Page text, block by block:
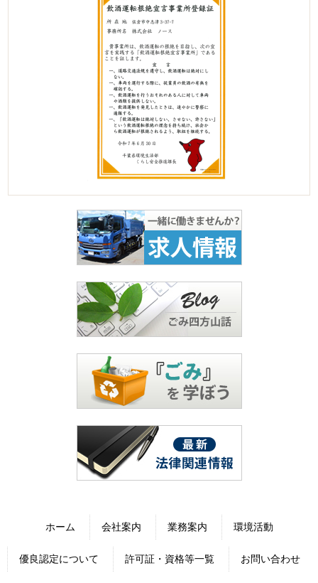
ホーム 会社案内 業務案内 環境活動
優良認定について 許可証・資格等一覧 お問い合わせ